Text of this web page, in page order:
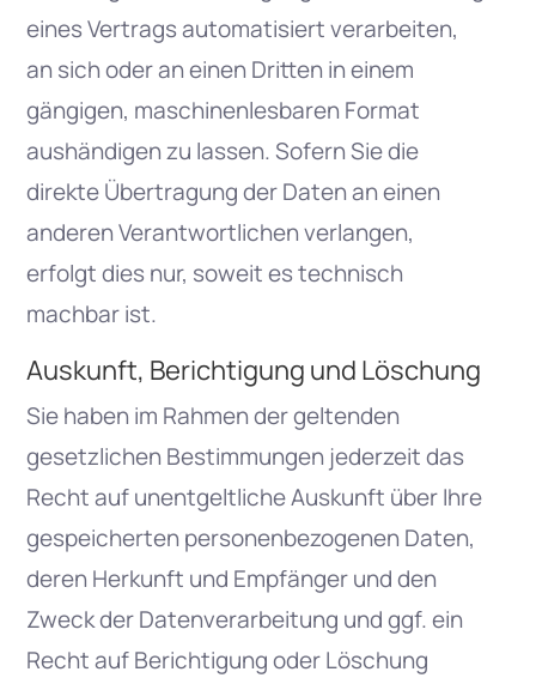
eines Vertrags automatisiert verarbeiten,
an sich oder an einen Dritten in einem
gängigen, maschinenlesbaren Format
aushändigen zu lassen. Sofern Sie die
direkte Übertragung der Daten an einen
anderen Verantwortlichen verlangen,
erfolgt dies nur, soweit es technisch
machbar ist.
Auskunft, Berichtigung und Löschung
Sie haben im Rahmen der geltenden
gesetzlichen Bestimmungen jederzeit das
Recht auf unentgeltliche Auskunft über Ihre
gespeicherten personenbezogenen Daten,
deren Herkunft und Empfänger und den
Zweck der Datenverarbeitung und ggf. ein
Recht auf Berichtigung oder Löschung